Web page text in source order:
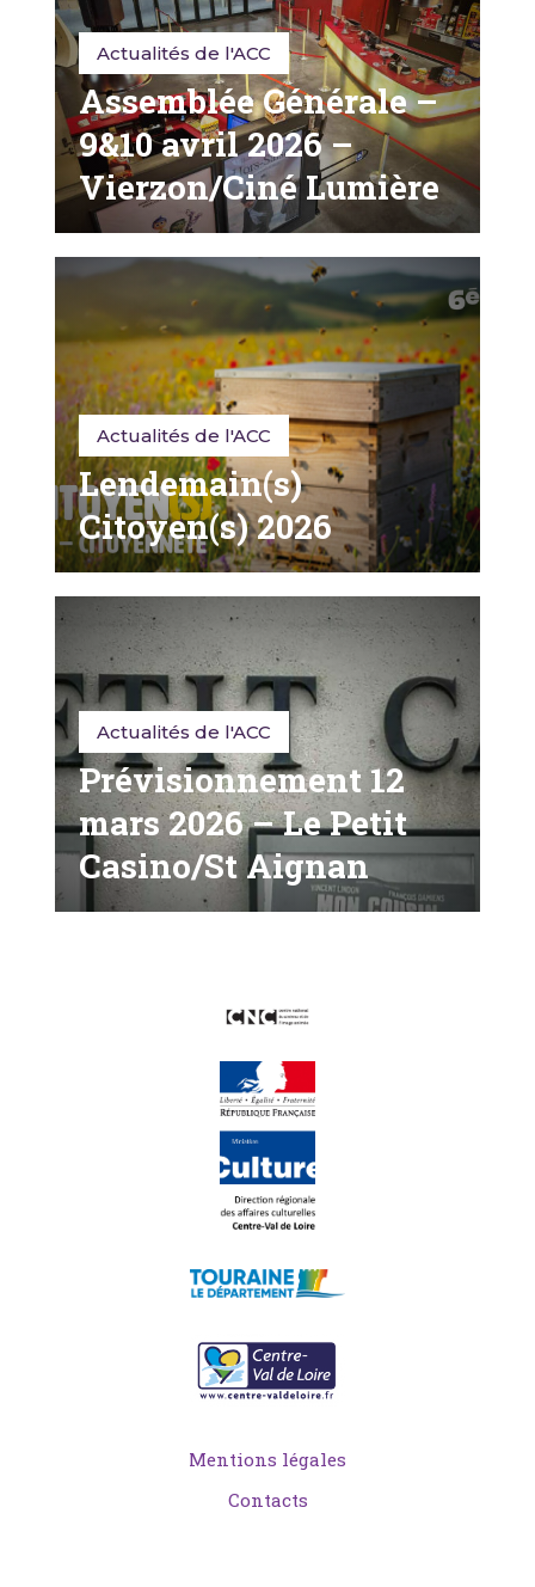
Actualités de l'ACC
Assemblée Générale –
9&10 avril 2026 –
Vierzon/Ciné Lumière
Actualités de l'ACC
Lendemain(s)
Citoyen(s) 2026
Actualités de l'ACC
Prévisionnement 12
mars 2026 – Le Petit
Casino/St Aignan
Mentions légales
Contacts